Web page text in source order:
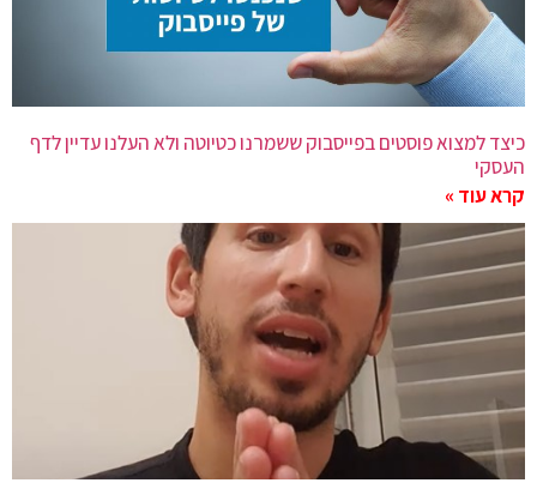
כיצד למצוא פוסטים בפייסבוק ששמרנו כטיוטה ולא העלנו עדיין לדף
העסקי
קרא עוד »